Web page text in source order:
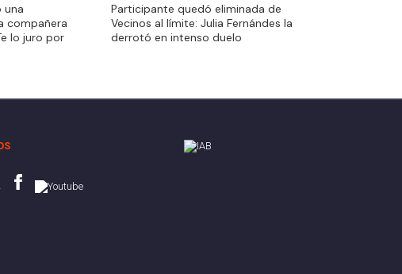
lo juro por
una
compañera
lo juro por
Vecinos al límite: Julia Fernándes la
derrotó en intenso duelo
Participante quedó eliminada de
Vecinos al límite: Julia Fernándes la
derrotó en intenso duelo